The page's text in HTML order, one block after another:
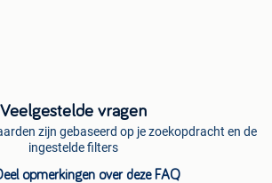
Veelgestelde vragen
zijn gebaseerd op je zoekopdracht en de
ingestelde filters
opmerkingen over deze FAQ